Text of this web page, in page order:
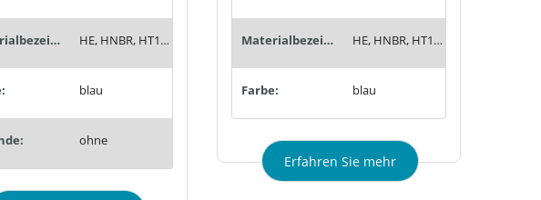
Materialbezeichnung: HE, HNBR, HT1, Siton®, Tempaflex, Therban®, Thermalon®
blau
ohne
Materialbezeichnung: HE, HNBR, HT1, Siton®, Tempaflex, Therban®, Thermalon®
Farbe: blau
Erfahren Sie mehr